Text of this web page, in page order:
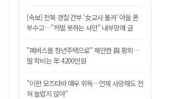
[속보] 전북 경찰 간부 '女교사 몰카' 아들 폰
부수고…"처벌 못하는 사안" 내부망에 글
"폐버스를 청년주택으로" 제안한 與 황희…
딸 학비는 年 4200만원
"이란 모즈타바 매우 위독…언제 사망해도 전
혀 놀랍지 않아"